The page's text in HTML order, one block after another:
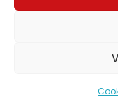
TIKTOK
Lavet